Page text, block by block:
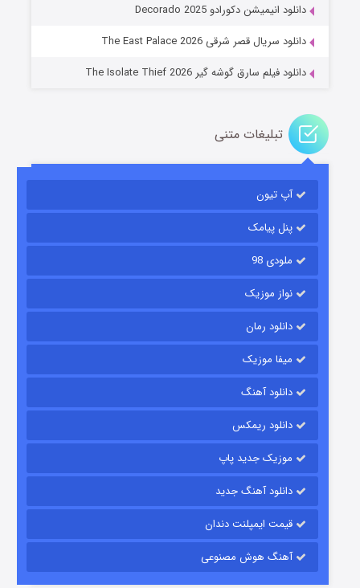
قسمت۲ (زیرنویس) منتشر شد
قسمت
دانلود انیمیشن دکورادو Decorado 2025
دانلود سریال قصر شرقی The East Palace 2026
دانلود فیلم سارق گوشه گیر The Isolate Thief 2026
تبلیغات متنی
آپ تیون
پنل پیامک
ملودی 98
نواز موزیک
دانلود رمان
میفا موزیک
دانلود آهنگ
دانلود ریمکس
موزیک جدید پاپ
دانلود آهنگ جدید
قیمت ایمپلنت دندان
آهنگ هوش مصنوعی